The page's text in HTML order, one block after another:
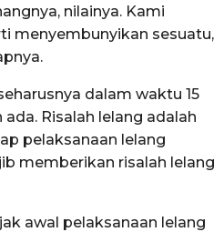
nilainya. Kami
menyembunyikan sesuatu,
dalam waktu 15
Risalah lelang adalah
pelaksanaan lelang
memberikan risalah lelang
awal pelaksanaan lelang